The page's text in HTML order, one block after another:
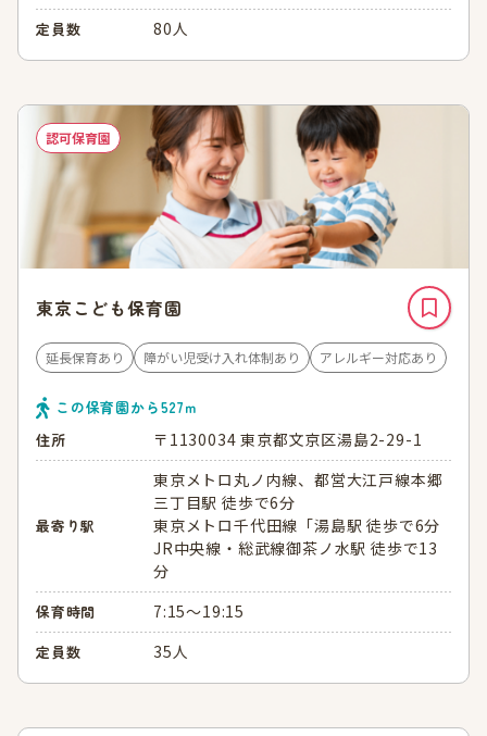
定員数 80人
認可保育園
東京こども保育園
延長保育あり 障がい児受け入れ体制あり アレルギー対応あり
この保育園から527ｍ
住所
〒1130034 東京都文京区湯島2-29-1
最寄り駅
東京メトロ丸ノ内線、都営大江戸線本郷
三丁目駅 徒歩で6分
東京メトロ千代田線「湯島駅 徒歩で6分
JR中央線・総武線御茶ノ水駅 徒歩で13
分
保育時間 7:15～19:15
定員数 35人